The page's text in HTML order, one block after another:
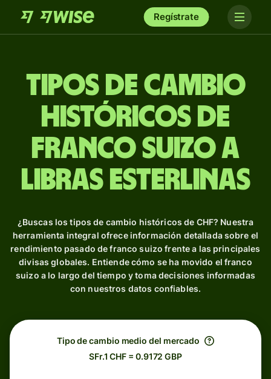
Regístrate
Tipos de Cambio
Históricos de
franco suizo a
libras esterlinas
¿Buscas los tipos de cambio históricos de CHF? Nuestra
herramienta integral ofrece información detallada sobre el
rendimiento pasado de franco suizo frente a las principales
divisas globales. Entiende cómo se ha movido el franco
suizo a lo largo del tiempo y toma decisiones informadas
con nuestros datos confiables.
Tipo de cambio medio del mercado
SFr.1 CHF = 0.9172 GBP